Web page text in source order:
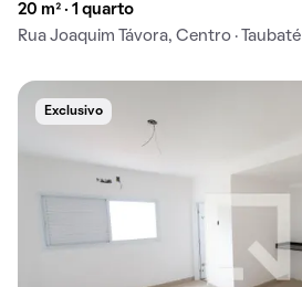
20 m² · 1 quarto
Rua Joaquim Távora, Centro · Taubaté
Exclusivo